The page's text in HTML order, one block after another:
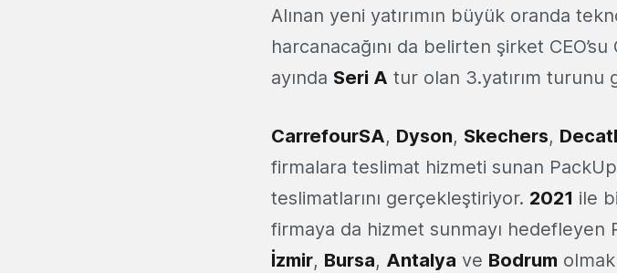
Alınan yeni yatırımın büyük oranda
harcanacağını da belirten şirket CEO’su
ayında Seri A tur olan 3.yatırım
CarrefourSA, Dyson, Skechers,
firmalara teslimat hizmeti sunan
teslimatlarını gerçekleştiriyor. 2021 ile
firmaya da hizmet sunmayı hedefleyen
İzmir, Bursa, Antalya ve Bodrum